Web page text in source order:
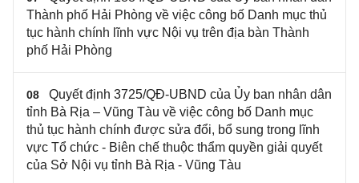
Thành phố Hải Phòng về việc công bố Danh mục thủ
tục hành chính lĩnh vực Nội vụ trên địa bàn Thành
phố Hải Phòng
08
Quyết định 3725/QĐ-UBND của Ủy ban nhân dân
tỉnh Bà Rịa – Vũng Tàu về việc công bố Danh mục
thủ tục hành chính được sửa đổi, bổ sung trong lĩnh
vực Tổ chức - Biên chế thuộc thẩm quyền giải quyết
của Sở Nội vụ tỉnh Bà Rịa - Vũng Tàu